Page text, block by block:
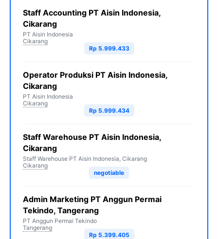
Staff Accounting PT Aisin Indonesia,
Cikarang
PT Aisin Indonesia
Cikarang
Rp 5.999.433
Operator Produksi PT Aisin Indonesia,
Cikarang
PT Aisin Indonesia
Cikarang
Rp 5.999.434
Staff Warehouse PT Aisin Indonesia,
Cikarang
Staff Warehouse PT Aisin Indonesia, Cikarang
Cikarang
negotiable
Admin Marketing PT Anggun Permai
Tekindo, Tangerang
PT Anggun Permai Tekindo
Tangerang
Rp 5.399.405